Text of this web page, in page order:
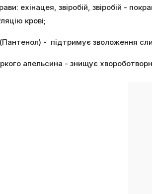
ехінацея, звіробій, звіробій -
крові;
(Пантенол) - підтримує зволоження
апельсина - знищує